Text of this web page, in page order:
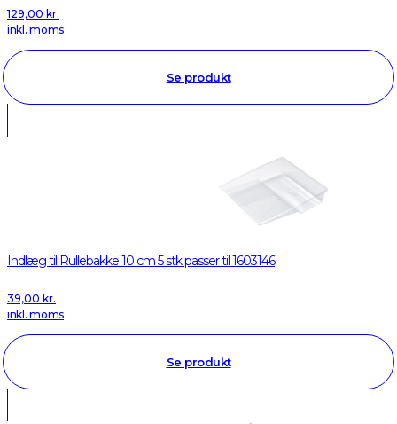
129,00 kr.
inkl. moms
Se produkt
Indlæg til Rullebakke 10 cm 5 stk passer til 1603146
39,00 kr.
inkl. moms
Se produkt